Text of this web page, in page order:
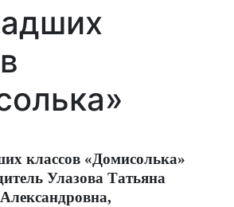
классов «Домисолька»
Улазова Татьяна
Александровна,